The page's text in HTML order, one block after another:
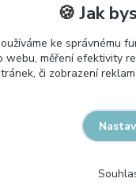
🍪 Jak
ke správnému
webu, měření efektivity
či zobrazení